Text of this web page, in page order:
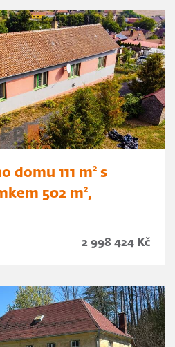
domu 111 m² s
502 m²,
2 998 424 Kč